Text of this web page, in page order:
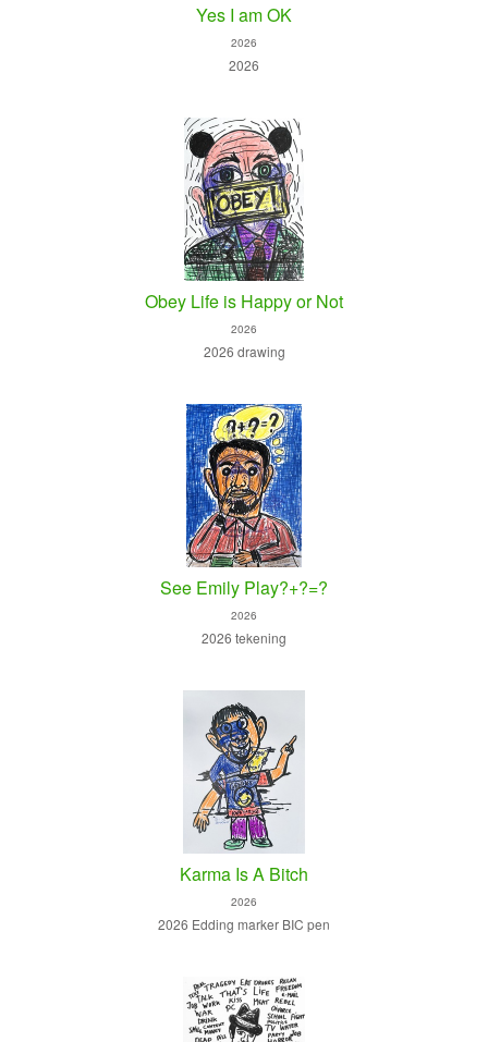
Yes I am OK
2026
2026
Obey Life is Happy or Not
2026
2026 drawing
See Emily Play?+?=?
2026
2026 tekening
Karma Is A Bitch
2026
2026 Edding marker BIC pen